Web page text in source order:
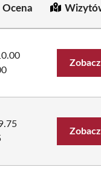
Ocena